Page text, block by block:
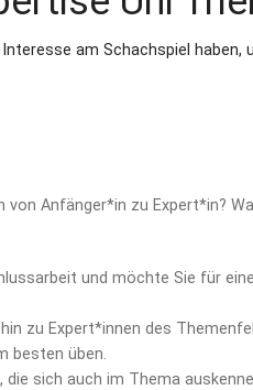
am Schachspiel haben,
von Anfänger*in zu Expert*in?
und möchte Sie für
zu Expert*innen des
besten üben.
sich auch im Thema